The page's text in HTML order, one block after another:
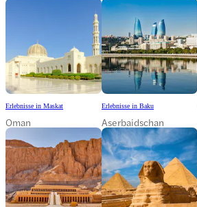
Erlebnisse in Maskat
Oman
Erlebnisse in Baku
Aserbaidschan